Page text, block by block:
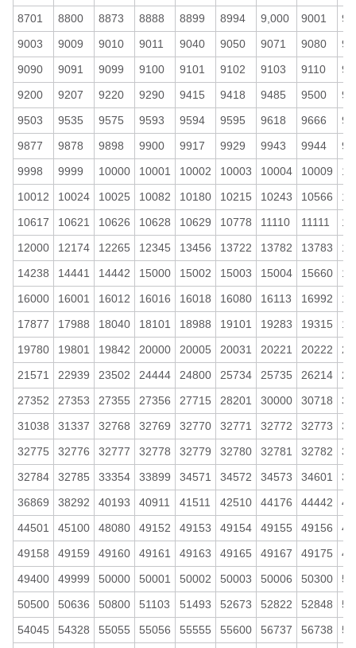
8701
8800 8873 8888 8899 8994 9,000 9001
9003
9009 9010 9011 9040 9050 9071 9080
9090
9091 9099 9100 9101 9102 9103 9110
9200
9207 9220 9290 9415 9418 9485 9500
9503
9535 9575 9593 9594 9595 9618 9666
9877
9878 9898 9900 9917 9929 9943 9944
9998
9999 10000 10001 10002 10003 10004 10009
10012
10024 10025 10082 10180 10215 10243 10566
10617
10621 10626 10628 10629 10778 11110 11111
12000
12174 12265 12345 13456 13722 13782 13783
14238
14441 14442 15000 15002 15003 15004 15660
16000
16001 16012 16016 16018 16080 16113 16992
17877
17988 18040 18101 18988 19101 19283 19315
19780
19801 19842 20000 20005 20031 20221 20222
21571
22939 23502 24444 24800 25734 25735 26214
27352
27353 27355 27356 27715 28201 30000 30718
31038
31337 32768 32769 32770 32771 32772 32773
32775
32776 32777 32778 32779 32780 32781 32782
32784
32785 33354 33899 34571 34572 34573 34601
36869
38292 40193 40911 41511 42510 44176 44442
44501
45100 48080 49152 49153 49154 49155 49156
49158
49159 49160 49161 49163 49165 49167 49175
49400
49999 50000 50001 50002 50003 50006 50300
50500
50636 50800 51103 51493 52673 52822 52848
54045
54328 55055 55056 55555 55600 56737 56738